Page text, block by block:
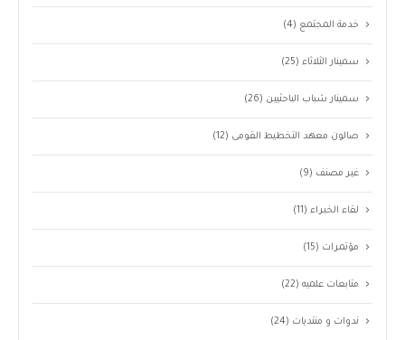
خدمة المجتمع (4)
سمينار الثلاثاء(25)
سمينار شباب الباحثيين (26)
صالون معهد التخطيط القومى (12)
غير مصنف (9)
لقاء الخبراء(11)
مؤتمرات (15)
متابعات علميه(22)
ندوات و منتديات (24)